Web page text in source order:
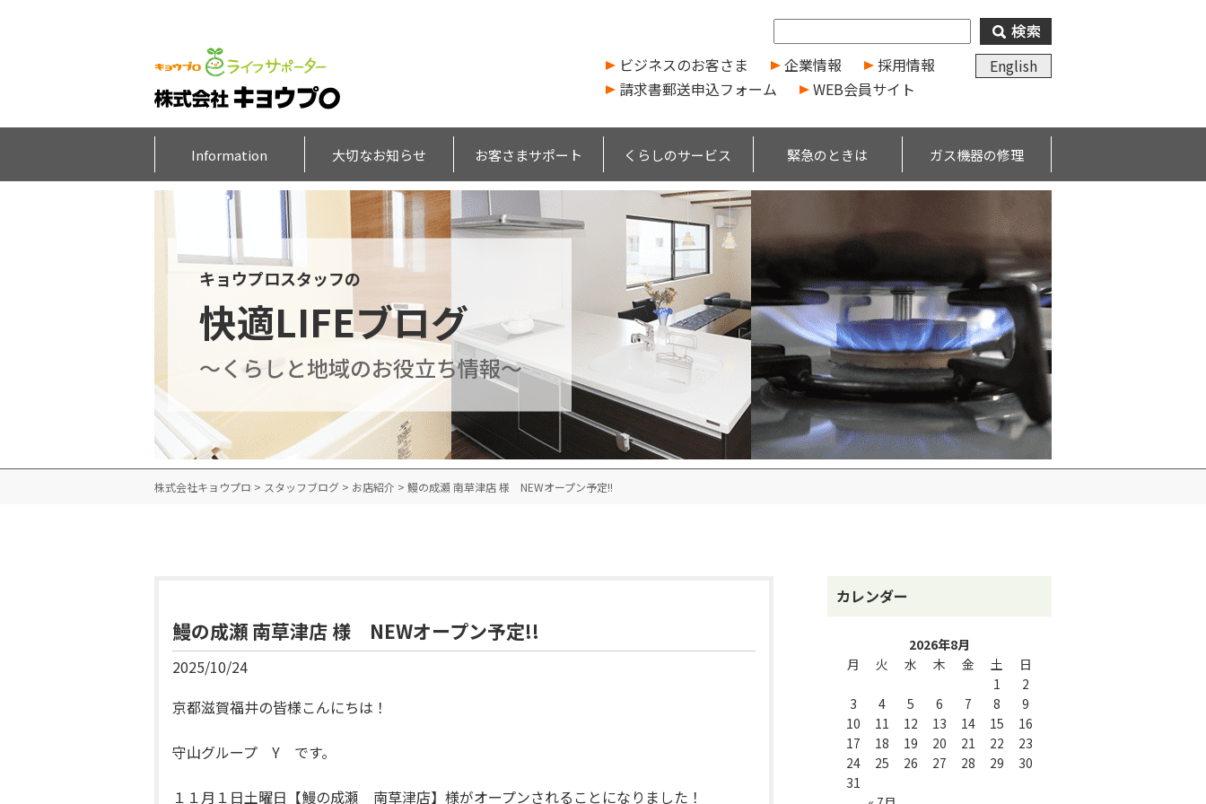
ビジネスのお客さま 企業情報 採用情報
English
請求書郵送申込フォーム
WEB会員サイト
Information 大切なお知らせ お客さまサポート くらしのサービス 緊急のときは ガス機器の修理
キョウプロスタッフの
快適LIFEブログ
～くらしと地域のお役立ち情報～
株式会社キョウプロ > スタッフブログ > お店紹介 > 鰻の成瀬 南草津店 様 NEWオープン予定!!
鰻の成瀬 南草津店 様 NEWオープン予定!!
2025/10/24
京都滋賀福井の皆様こんにちは！
守山グループ Y です。
１１月１日土曜日【鰻の成瀬 南草津店】様がオープンされることになりました！
カレンダー
2026年8月
月
火 水 木 金 土 日
1
2
3
4 5 6 7 8
9
10
11 12 13 14 15
16
17
18 19 20 21 22
23
24
25 26 27 28 29
30
31